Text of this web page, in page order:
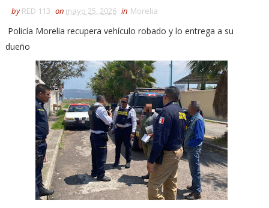
by RED 113 on mayo 25, 2026 in Morelia
Policía Morelia recupera vehículo robado y lo entrega a su
dueño